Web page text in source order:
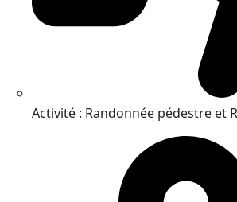
Activité : Randonnée pédestre et